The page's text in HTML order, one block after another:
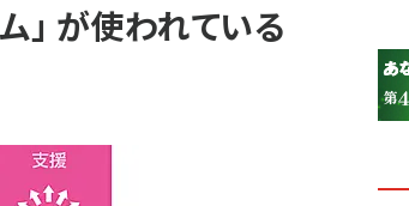
」 が使われている